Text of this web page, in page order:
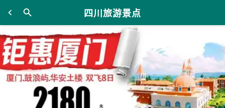
四川旅游景点